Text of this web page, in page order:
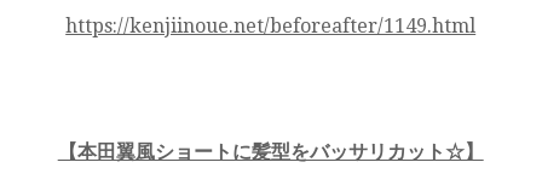
https://kenjiinoue.net/beforeafter/1149.html
【本田翼風ショートに髪型をバッサリカット☆】